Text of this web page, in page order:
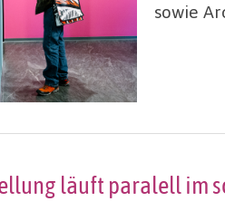
sowie
läuft paralell im